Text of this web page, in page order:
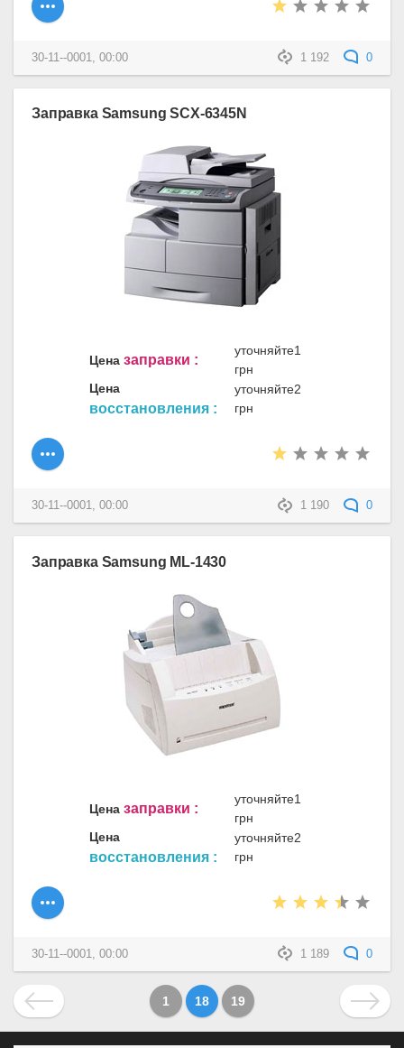
1 192 0
30-11--0001, 00:00
Заправка Samsung SCX-6345N
Цена заправки :
уточняйте1
грн
Цена
восстановления :
уточняйте2
грн
1 190 0
30-11--0001, 00:00
Заправка Samsung ML-1430
Цена заправки :
уточняйте1
грн
Цена
восстановления :
уточняйте2
грн
1 189 0
30-11--0001, 00:00
1 18 19